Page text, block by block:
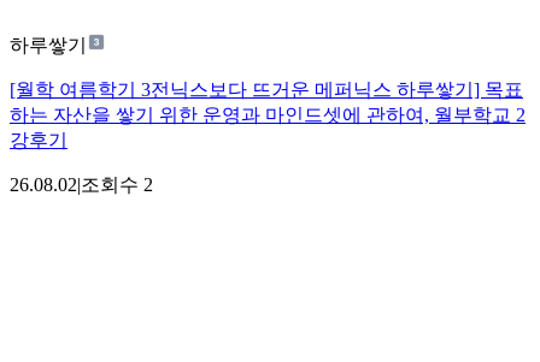
하루쌓기
[월학 여름학기 3전닉스보다 뜨거운 메퍼닉스 하루쌓기] 목표
하는 자산을 쌓기 위한 운영과 마인드셋에 관하여, 월부학교 2
강후기
26.08.02|조회수 2